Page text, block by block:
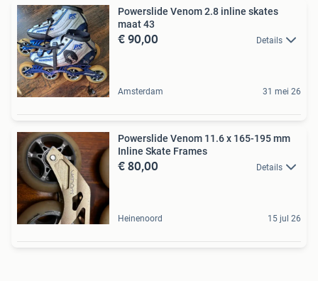
Powerslide Venom 2.8 inline skates
maat 43
€ 90,00 Details
Amsterdam 31 mei 26
Powerslide Venom 11.6 x 165-195 mm
Inline Skate Frames
€ 80,00 Details
Heinenoord 15 jul 26